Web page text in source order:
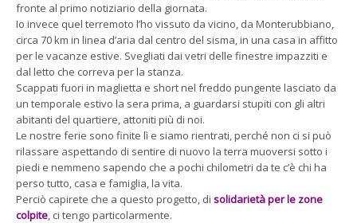
fronte al primo notiziario della giornata.
Io invece quel terremoto l’ho vissuto da vicino, da Monterubbiano,
circa 70 km in linea d’aria dal centro del sisma, in una casa in affitto
per le vacanze estive. Svegliati dai vetri delle finestre impazziti e
dal letto che correva per la stanza.
Scappati fuori in maglietta e short nel freddo pungente lasciato da
un temporale estivo la sera prima, a guardarsi stupiti con gli altri
abitanti del quartiere, attoniti più di noi.
Le nostre ferie sono finite lì e siamo rientrati, perché non ci si può
rilassare aspettando di sentire di nuovo la terra muoversi sotto i
piedi e nemmeno sapendo che a pochi chilometri da te c’è chi ha
perso tutto, casa e famiglia, la vita.
Perciò capirete che a questo progetto, di solidarietà per le zone
colpite, ci tengo particolarmente.